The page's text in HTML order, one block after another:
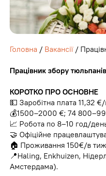
Головна / Вакансії/
Працівник збору тюльпанів
КОРОТКО ПРО ОСНОВНЕ
💵 Заробітна плата 11,32
💰1500–2000 €; 74
📈 Робота по 8–10 год/
🤝 Офіційне
🏠 Проживання 150€/в
📍Haling, Enkhuizen,
Амстердама).